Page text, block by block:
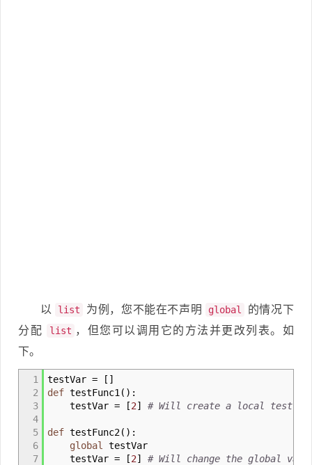
以 list 为例，您不能在不声明 global
的情况下
分配
list ，但您可以调用它的方法并更改列表。如
下。
1
2
3
4
5
6
7
testVar = [ ]
def testFunc1 ( ) :
testVar = [2] # Will create a local
def testFunc2( ) :
global
testVar
testVar = [2] # Will change the global